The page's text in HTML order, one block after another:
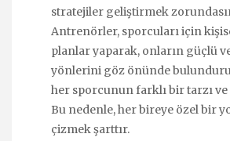
stratejiler geliştirmek
Antrenörler, sporcuları için
planlar yaparak, onların güçlü
yönlerini göz önünde
her sporcunun farklı bir tarzı
Bu nedenle, her bireye özel bir
çizmek şarttır.